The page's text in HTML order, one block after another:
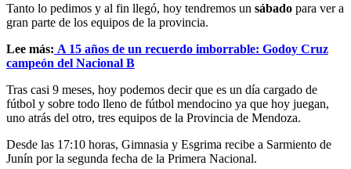
Tanto lo pedimos y al fin llegó, hoy tendremos un sábado para ver a
gran parte de los equipos de la provincia.
Lee más: A 15 años de un recuerdo imborrable: Godoy Cruz
campeón del Nacional B
Tras casi 9 meses, hoy podemos decir que es un día cargado de
fútbol y sobre todo lleno de fútbol mendocino ya que hoy juegan,
uno atrás del otro, tres equipos de la Provincia de Mendoza.
Desde las 17:10 horas, Gimnasia y Esgrima recibe a Sarmiento de
Junín por la segunda fecha de la Primera Nacional.